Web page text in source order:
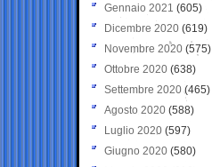
Gennaio 2021 (605)
Dicembre 2020 (619)
Novembre 2020 (575)
Ottobre 2020 (638)
Settembre 2020(465)
Agosto 2020 (588)
Luglio 2020 (597)
Giugno 2020 (580)